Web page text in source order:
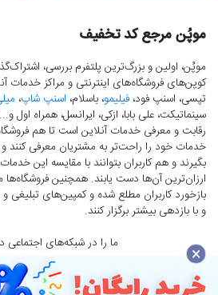
موپُن مرجع کد تخفیف
موپُن، اولین و بزرگ‌ترین پلتفرم بررسی،
کوپن‌های فروشگاه‌های اینترنتی و مراکز خدمات
تپسی، اسنپ فود، فیلیمو، باسلام، اسنپ شاپ،
سینماتیکت، علی بابا، ازکی، ایرانسل، همراه
رقابت و معرفی خدمات آنلاین است تا هم
خدمات خود را راحت‌تر به مشتریان معرفی کنند
بگیرند و هم کاربران بتوانند با مقایسه این
ارزان‌ترین آن‌ها دست‌ یابند. همچنین فروشگاه‌ها
بازخورد کاربران مطلع شده و کمپین‌های
و با بازدهی بیشتر برگزار کنند.
ما را در شبکه‌های اجتماعی
×